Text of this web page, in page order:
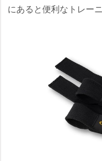
にあると便利なトレー